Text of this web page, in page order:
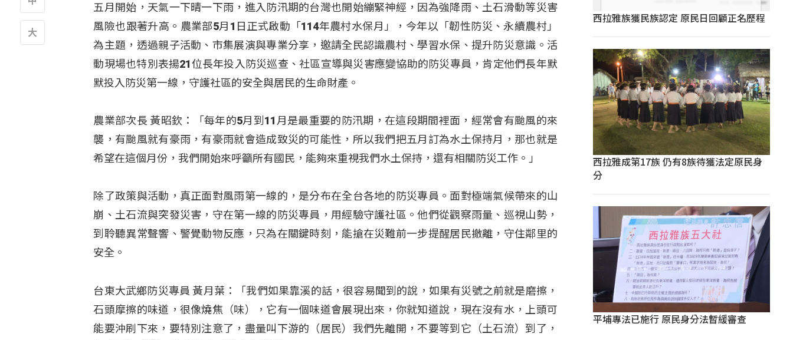
五月開始，天氣一下晴一下雨，進入防汛期的台灣也開始繃緊神經，因為強降雨、土石滑動等災害
風險也跟著升高。農業部5月1日正式啟動「114年農村水保月」，今年以「韌性防災、永續農村」
為主題，透過親子活動、市集展演與專業分享，邀請全民認識農村、學習水保、提升防災意識。活
動現場也特別表揚21位長年投入防災巡查、社區宣導與災害應變協助的防災專員，肯定他們長年默
默投入防災第一線，守護社區的安全與居民的生命財產。
農業部次長 黃昭欽：「每年的5月到11月是最重要的防汛期，在這段期間裡面，經常會有颱風的來
襲，有颱風就有豪雨，有豪雨就會造成致災的可能性，所以我們把五月訂為水土保持月，那也就是
希望在這個月份，我們開始來呼籲所有國民，能夠來重視我們水土保持，還有相關防災工作。」
除了政策與活動，真正面對風雨第一線的，是分布在全台各地的防災專員。面對極端氣候帶來的山
崩、土石流與突發災害，守在第一線的防災專員，用經驗守護社區。他們從觀察雨量、巡視山勢，
到聆聽異常聲響、警覺動物反應，只為在關鍵時刻，能搶在災難前一步提醒居民撤離，守住鄰里的
安全。
台東大武鄉防災專員 黃月葉：「我們如果靠溪的話，很容易聞到的說，如果有災號之前就是磨擦，
石頭摩擦的味道，很像燒焦（味），它有一個味道會展現出來，你就知道說，現在沒有水，上頭可
能要沖刷下來，要特別注意了，盡量叫下游的（居民）我們先離開，不要等到它（土石流）到了，
西拉雅族獲民族認定 原民日回顧正名歷程
西拉雅成第17族 仍有8族待獲法定原民身
分
平埔專法已施行 原民身分法暫緩審查